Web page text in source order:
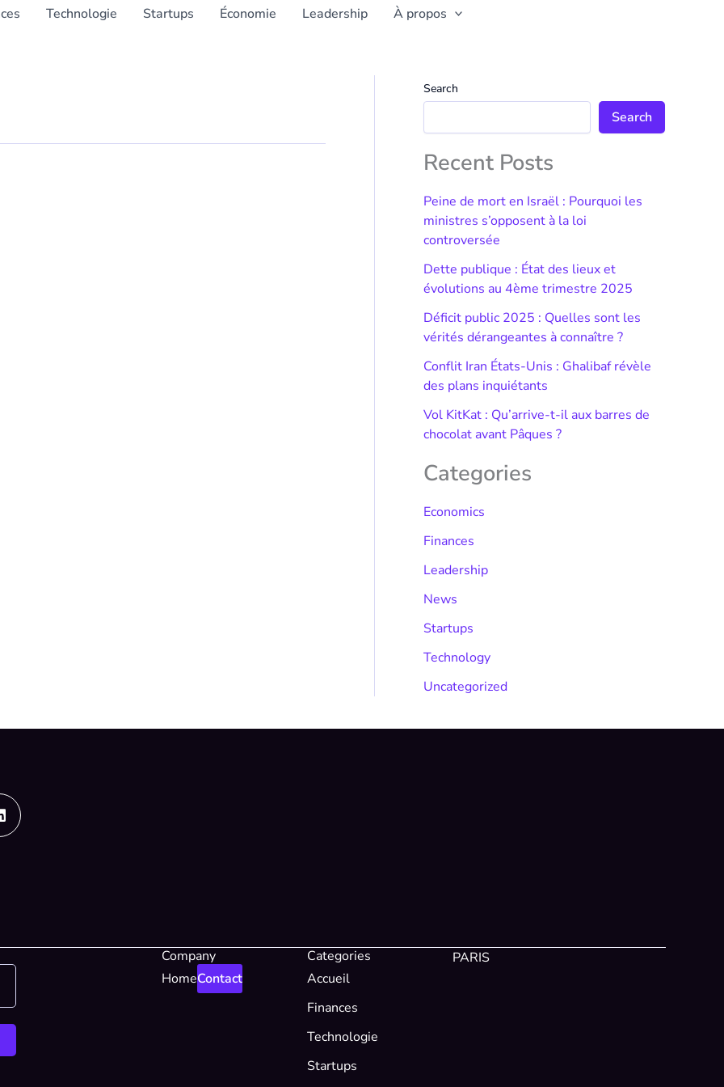
Technologie Startups Économie Leadership À propos
Search
Search
Recent Posts
Peine de mort en Israël : Pourquoi les
ministres s’opposent à la loi
controversée
Dette publique : État des lieux et
évolutions au 4ème trimestre 2025
Déficit public 2025 : Quelles sont les
vérités dérangeantes à connaître ?
Conflit Iran États-Unis : Ghalibaf révèle
des plans inquiétants
Vol KitKat : Qu’arrive-t-il aux barres de
chocolat avant Pâques ?
Categories
Economics
Finances
Leadership
News
Startups
Technology
Uncategorized
Company
HomeContact
Categories
Accueil
Finances
Technologie
Startups
PARIS